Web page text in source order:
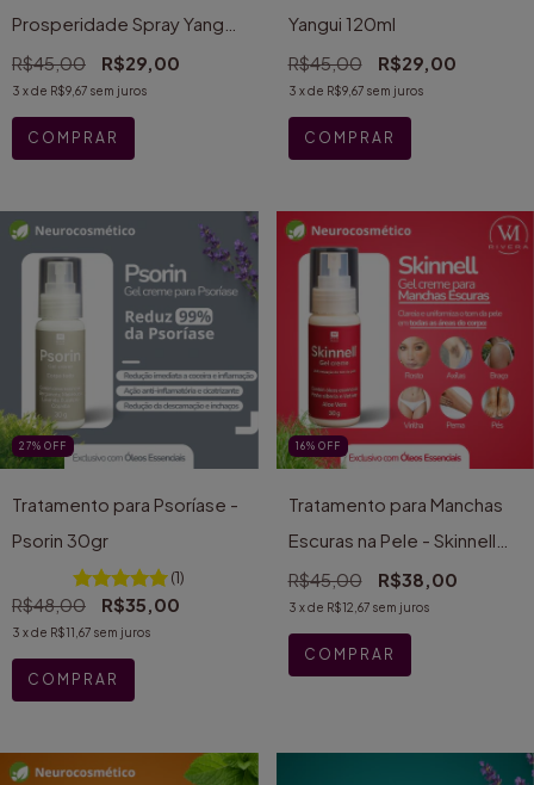
Prosperidade Spray Yangui
120ml
R$45,00 R$29,00
3 x de R$9,67 sem juros
Yangui 120ml
R$45,00
R$29,00
3 x de R$9,67 sem juros
27% OFF
Tratamento para Psoríase -
Psorin 30gr
(1)
R$48,00 R$35,00
3 x de R$11,67 sem juros
16% OFF
Tratamento para Manchas
Escuras na Pele - Skinnell
30gr
R$45,00 R$38,00
3 x de R$12,67 sem juros